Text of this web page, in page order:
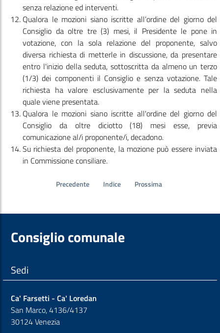
senza relazione ed interventi.
Qualora le mozioni siano iscritte all’ordine del giorno del
Consiglio da oltre tre (3) mesi, il Presidente le pone in
votazione, con la sola relazione del proponente, salvo
diversa richiesta di metterle in discussione, da presentare
entro l'inizio della seduta, sottoscritta da almeno un terzo
(1/3) dei componenti il Consiglio e senza votazione. Tale
richiesta ha valore esclusivamente per la seduta nella
quale viene presentata.
Qualora le mozioni siano iscritte all'ordine del giorno del
Consiglio da oltre diciotto (18) mesi esse, previa
comunicazione al/i proponente/i, decadono.
Su richiesta del proponente, la mozione può essere inviata
in Commissione consiliare.
Precedente Indice Prossima
Consiglio comunale
Sedi
Ca' Farsetti - Ca' Loredan
San Marco, 4136/4137
30124 Venezia